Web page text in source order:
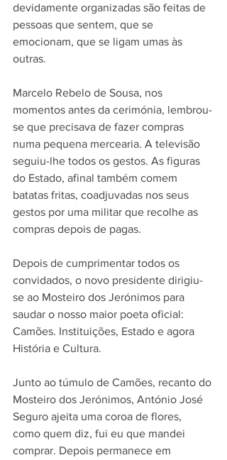
devidamente organizadas são feitas de
pessoas que sentem, que se
emocionam, que se ligam umas às
outras.
Marcelo Rebelo de Sousa, nos
momentos antes da cerimónia, lembrou-
se que precisava de fazer compras
numa pequena mercearia. A televisão
seguiu-lhe todos os gestos. As figuras
do Estado, afinal também comem
batatas fritas, coadjuvadas nos seus
gestos por uma militar que recolhe as
compras depois de pagas.
Depois de cumprimentar todos os
convidados, o novo presidente dirigiu-
se ao Mosteiro dos Jerónimos para
saudar o nosso maior poeta oficial:
Camões. Instituições, Estado e agora
História e Cultura.
Junto ao túmulo de Camões, recanto do
Mosteiro dos Jerónimos, António José
Seguro ajeita uma coroa de flores,
como quem diz, fui eu que mandei
comprar. Depois permanece em